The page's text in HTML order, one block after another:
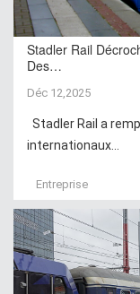
Stadler Rail
Des…
Déc 12,2025
Stadler Rail a
internationaux...
Entreprise